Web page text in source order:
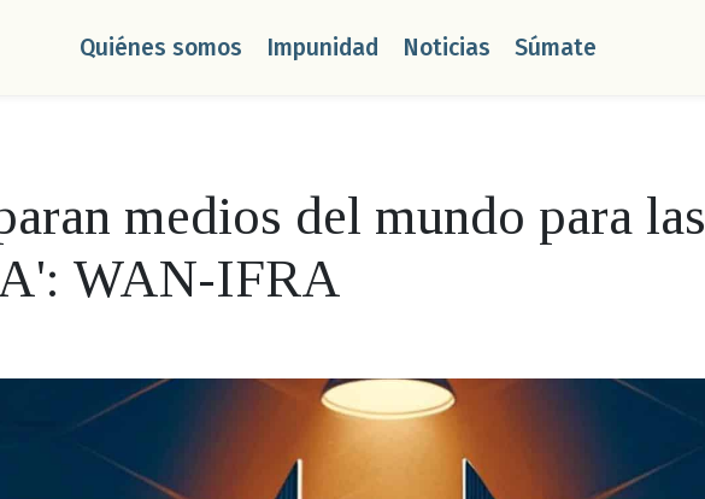
Quiénes somos Impunidad Noticias Súmate
medios del mundo para las
WAN-IFRA